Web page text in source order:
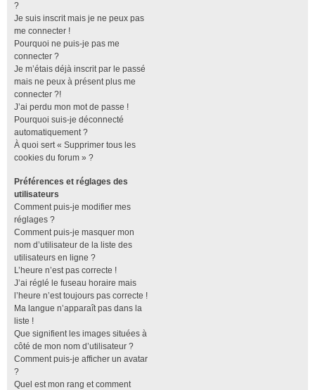
?
Je suis inscrit mais je ne peux pas
me connecter !
Pourquoi ne puis-je pas me
connecter ?
Je m’étais déjà inscrit par le passé
mais ne peux à présent plus me
connecter ?!
J’ai perdu mon mot de passe !
Pourquoi suis-je déconnecté
automatiquement ?
À quoi sert « Supprimer tous les
cookies du forum » ?
Préférences et réglages des
utilisateurs
Comment puis-je modifier mes
réglages ?
Comment puis-je masquer mon
nom d’utilisateur de la liste des
utilisateurs en ligne ?
L’heure n’est pas correcte !
J’ai réglé le fuseau horaire mais
l’heure n’est toujours pas correcte !
Ma langue n’apparaît pas dans la
liste !
Que signifient les images situées à
côté de mon nom d’utilisateur ?
Comment puis-je afficher un avatar
?
Quel est mon rang et comment